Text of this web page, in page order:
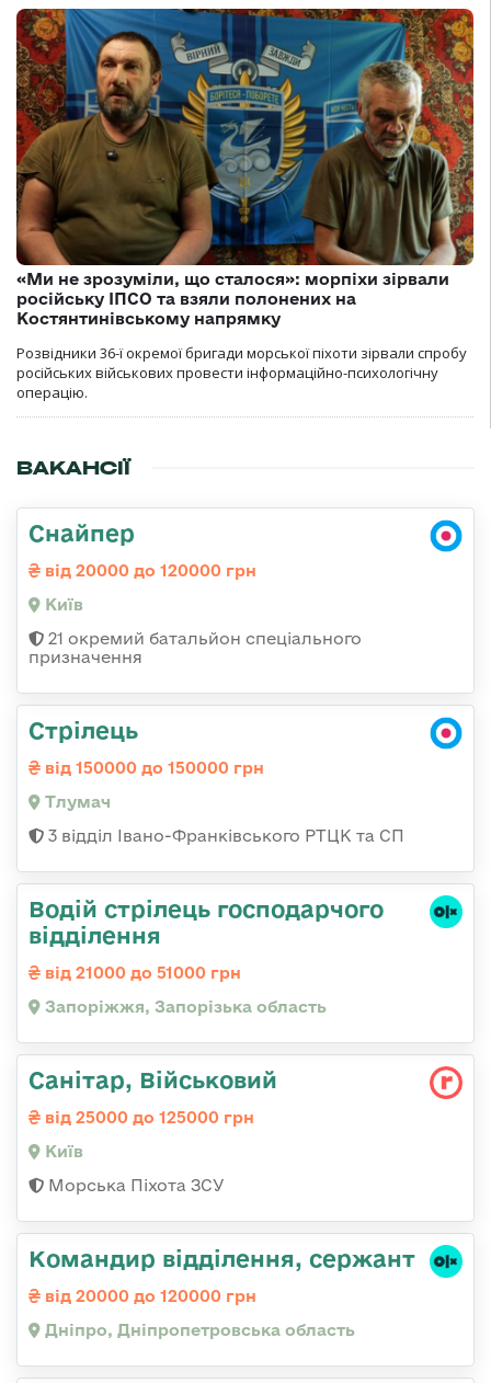
«Ми не зрозуміли, що сталося»: морпіхи зірвали
російську ІПСО та взяли полонених на
Костянтинівському напрямку
Розвідники 36-ї окремої бригади морської піхоти зірвали спробу
російських військових провести інформаційно-психологічну
операцію.
ВАКАНСІЇ
Снайпер
від 20000 до 120000 грн
Київ
21 окремий батальйон спеціального
призначення
Стрілець
від 150000 до 150000 грн
Тлумач
3 відділ Івано-Франківського РТЦК та СП
Водій стрілець господарчого
відділення
від 21000 до 51000 грн
Запоріжжя, Запорізька область
Санітар, Військовий
від 25000 до 125000 грн
Київ
Морська Піхота ЗСУ
Командир відділення, сержант
від 20000 до 120000 грн
Дніпро, Дніпропетровська область